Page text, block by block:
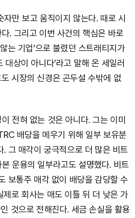
만 보고 움직이지 않는다. 때로 시
. 그리고 이번 사건의 핵심은 바로
는 기업’으로 불렸던 스트래티지가
대상이 아니다’라고 말해 온 세일러
시장의 신경은 곤두설 수밖에 없
전혀 없는 것은 아니다. 그는 이미
배당을 메우기 위해 일부 보유분
. 그 매각이 궁극적으로 더 많은 비트
운용의 일부라고도 설명했다. 비트
보통주 매각 없이 배당을 감당할 수
제로 회사는 매도 이틀 뒤 더 낮은 가
것으로 전해진다. 세금 손실을 활용